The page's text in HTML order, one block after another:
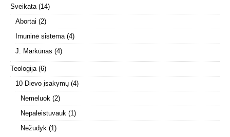
Sveikata (14)
Abortai (2)
Imuninė sistema (4)
J. Markūnas (4)
Teologija (6)
10 Dievo įsakymų (4)
Nemeluok (2)
Nepaleistuvauk (1)
Nežudyk (1)